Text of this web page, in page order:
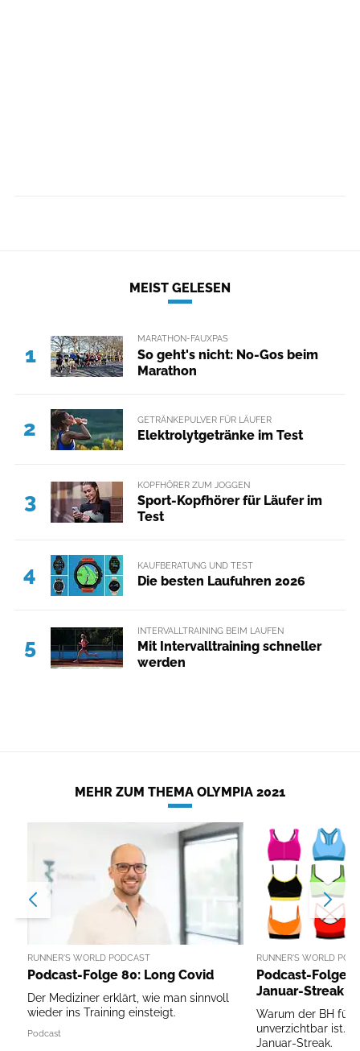
MEIST GELESEN
1
MARATHON-FAUXPAS
So geht's nicht: No-Gos beim
Marathon
2 GETRÄNKEPULVER FÜR LÄUFER
Elektrolytgetränke im Test
3
KOPFHÖRER ZUM JOGGEN
Sport-Kopfhörer für Läufer im
Test
4 KAUFBERATUNG UND TEST
Die besten Laufuhren 2026
5
INTERVALLTRAINING BEIM LAUFEN
Mit Intervalltraining schneller
werden
MEHR ZUM THEMA OLYMPIA 2021
RUNNER'S WORLD PODCAST
Podcast-Folge 80: Long Covid
Der Mediziner erklärt, wie man sinnvoll
wieder ins Training einsteigt.
Podcast
RUNNER'S WORLD
Podcast-Folge
Januar-Streak
Warum der BH für
unverzichtbar ist.
Januar-Streak.